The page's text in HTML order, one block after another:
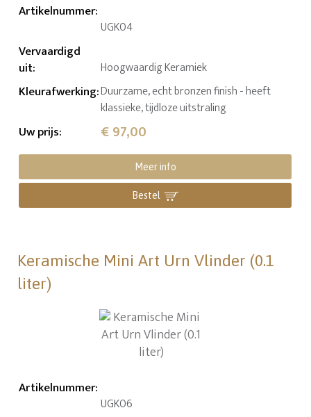
Artikelnummer:
UGK04
Vervaardigd
uit: Hoogwaardig Keramiek
Kleurafwerking:Duurzame, echt bronzen finish - heeft
klassieke, tijdloze uitstraling
Uw prijs: € 97,00
Meer info
Bestel
Keramische Mini Art Urn Vlinder (0.1
liter)
Artikelnummer:
UGK06